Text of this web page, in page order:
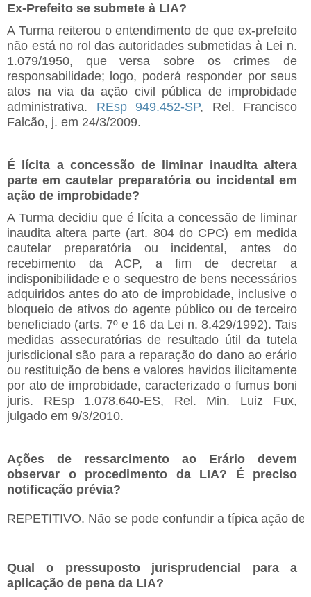
Ex-Prefeito se submete à LIA?
A Turma reiterou o entendimento de que ex-prefeito
não está no rol das autoridades submetidas à Lei n.
1.079/1950, que versa sobre os crimes de
responsabilidade; logo, poderá responder por seus
atos na via da ação civil pública de improbidade
administrativa. REsp 949.452-SP, Rel. Francisco
Falcão, j. em 24/3/2009.
É lícita a concessão de liminar inaudita altera
parte em cautelar preparatória ou incidental em
ação de improbidade?
A Turma decidiu que é lícita a concessão de liminar
inaudita altera parte (art. 804 do CPC) em medida
cautelar preparatória ou incidental, antes do
recebimento da ACP, a fim de decretar a
indisponibilidade e o sequestro de bens necessários
adquiridos antes do ato de improbidade, inclusive o
bloqueio de ativos do agente público ou de terceiro
beneficiado (arts. 7º e 16 da Lei n. 8.429/1992). Tais
medidas assecuratórias de resultado útil da tutela
jurisdicional são para a reparação do dano ao erário
ou restituição de bens e valores havidos ilicitamente
por ato de improbidade, caracterizado o fumus boni
juris. REsp 1.078.640-ES, Rel. Min. Luiz Fux,
julgado em 9/3/2010.
Ações de ressarcimento ao Erário devem
observar o procedimento da LIA? É preciso
notificação prévia?
REPETITIVO. Não se pode confundir a típica ação
Qual o pressuposto jurisprudencial para a
aplicação de pena da LIA?